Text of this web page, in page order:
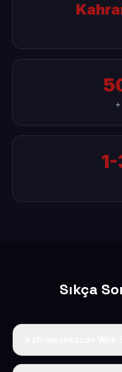
Sıkça
Tek fiyat uygulanır: